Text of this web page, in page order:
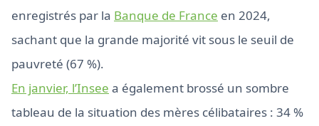
enregistrés par la Banque de France en 2024,
sachant que la grande majorité vit sous le seuil de
pauvreté (67 %).
En janvier, l’Insee a également brossé un sombre
tableau de la situation des mères célibataires : 34 %